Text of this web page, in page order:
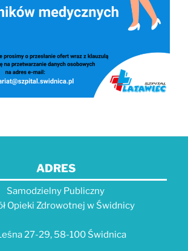
ADRES
Samodzielny Publiczny
Opieki Zdrowotnej w Świdnicy
27-29, 58-100 Świdnica